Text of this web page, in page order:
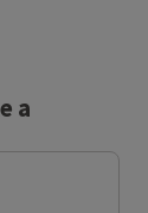
a